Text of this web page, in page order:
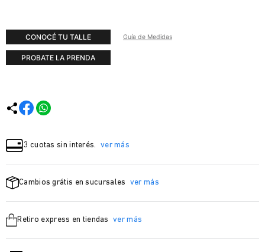
CONOCÉ TU TALLE Guía de Medidas
PROBATE LA PRENDA
3 cuotas sin interés. ver más
Cambios grátis en sucursales ver más
Retiro express en tiendas ver más